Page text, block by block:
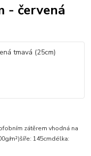
- červená
zátěrem vhodná na
m²)šíře: 145cmdélka: